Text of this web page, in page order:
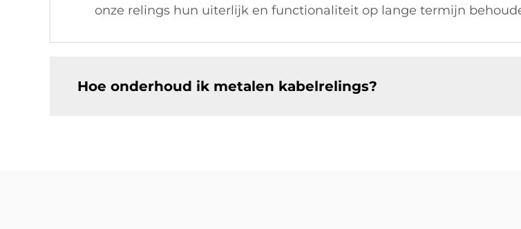
onze relings hun uiterlijk en functionaliteit op lange termijn
Hoe onderhoud ik metalen kabelrelings?